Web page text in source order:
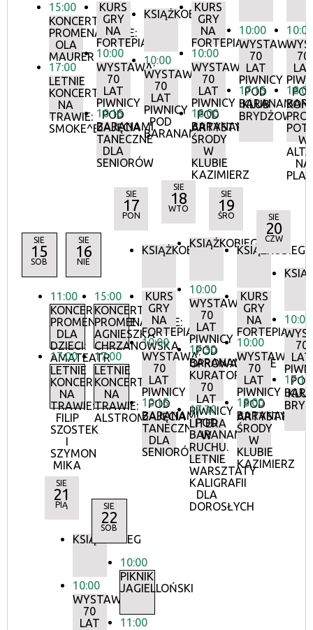
15:00
KONCERTY
PROMENADOWE:
OLA
MAURER
17:00
LETNIE
KONCERTY
NA
TRAWIE:
SMOKE^BLUES
KURS
GRY
NA
FORTEPIANIE
10:00
WYSTAWA:
70
LAT
PIWNICY
POD
BARANAMI
10:15
ZAJĘCIA
TANECZNE
DLA
SENIORÓW
KSIĄŻKOBIEG
10:00
WYSTAWA:
70
LAT
PIWNICY
POD
BARANAMI
KURS
GRY
NA
FORTEPIANIE
10:00
WYSTAWA:
70
LAT
PIWNICY
POD
BARANAMI
18:00
ARTYSTYCZNE
ŚRODY
W
KLUBIE
KAZIMIERZ
10:00
WYSTAWA:
70
LAT
PIWNICY
POD
BARANAMI
17:15
KLUB
BRYDŻOWY
10:00
70
LAT
18:00
W
NA
SIE
15
SOB
11:00
KONCERTY
PROMENADOWE
DLA
DZIECI:
AMATEATR
17:00
LETNIE
KONCERTY
NA
TRAWIE:
FILIP
SZOSTEK
I
SZYMON
MIKA
SIE
16
NIE
15:00
KONCERTY
PROMENADOWE:
AGNIESZKA
CHRZANOWSKA
17:00
LETNIE
KONCERTY
NA
TRAWIE:
ALSTROMERIE
SIE
17
PON
KSIĄŻKOBIEG
KURS
GRY
NA
FORTEPIANIE
10:00
WYSTAWA:
70
LAT
PIWNICY
POD
BARANAMI
10:15
ZAJĘCIA
TANECZNE
DLA
SENIORÓW
SIE
18
WTO
KSIĄŻKOBIEG
10:00
WYSTAWA:
70
LAT
PIWNICY
POD
BARANAMI
17:30
OPROWADZANIE
KURATORSKIE:
70
LAT
PIWNICY
POD
BARANAMI
17:30
LITERA
W
RUCHU.
LETNIE
WARSZTATY
KALIGRAFII
DLA
DOROSŁYCH
SIE
19
ŚRO
KSIĄŻKOBIEG
KURS
GRY
NA
FORTEPIANIE
10:00
WYSTAWA:
70
LAT
PIWNICY
POD
BARANAMI
18:00
ŚRODY
W
KLUBIE
KAZIMIERZ
SIE
20
CZW
10:00
70
LAT
POD
17:15
SIE
21
PIĄ
KSIĄŻKOBIEG
10:00
WYSTAWA:
70
LAT
SIE
22
SOB
10:00
PIKNIK
JAGIELLOŃSKI
11:00